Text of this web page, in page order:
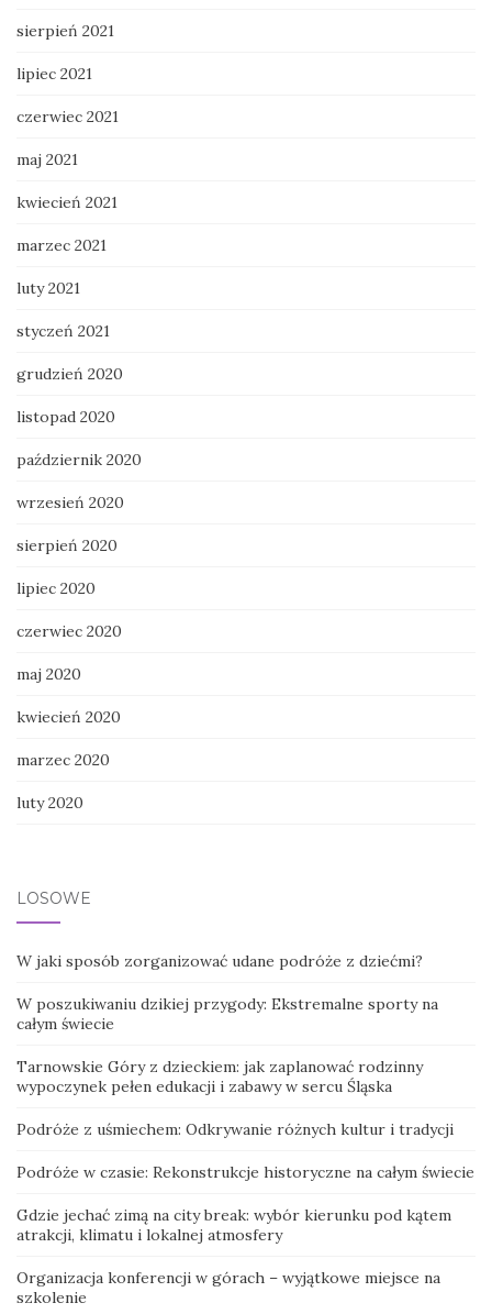
sierpień 2021
lipiec 2021
czerwiec 2021
maj 2021
kwiecień 2021
marzec 2021
luty 2021
styczeń 2021
grudzień 2020
listopad 2020
październik 2020
wrzesień 2020
sierpień 2020
lipiec 2020
czerwiec 2020
maj 2020
kwiecień 2020
marzec 2020
luty 2020
LOSOWE
W jaki sposób zorganizować udane podróże z dziećmi?
W poszukiwaniu dzikiej przygody: Ekstremalne sporty na
całym świecie
Tarnowskie Góry z dzieckiem: jak zaplanować rodzinny
wypoczynek pełen edukacji i zabawy w sercu Śląska
Podróże z uśmiechem: Odkrywanie różnych kultur i tradycji
Podróże w czasie: Rekonstrukcje historyczne na całym świecie
Gdzie jechać zimą na city break: wybór kierunku pod kątem
atrakcji, klimatu i lokalnej atmosfery
Organizacja konferencji w górach – wyjątkowe miejsce na
szkolenie